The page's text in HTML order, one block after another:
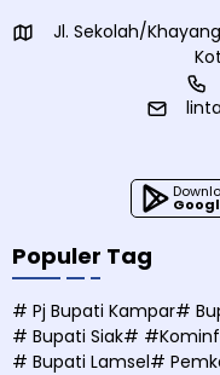
Jl. Sekolah/
Populer Tag
# Pj Bupati Kampar#
# Bupati Siak#
# Bupati Lamsel#